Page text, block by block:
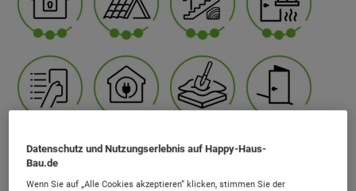
Datenschutz und Nutzungserlebnis auf Happy-Haus-
Bau.de
Wenn Sie auf „Alle Cookies akzeptieren“ klicken, stimmen Sie der